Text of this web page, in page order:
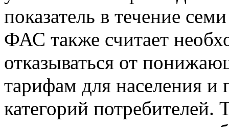
показатель в течение
ФАС также считает
отказываться от
тарифам для населения
категорий потребителей.